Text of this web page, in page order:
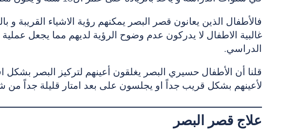
فالأطفال الذين يعانون قصر البصر يمكنهم رؤية الاشياء
غالبية الاطفال لا يدركون عدم وضوح الرؤية لديهم مما يجعل
الدراسي.
قلنا أن الأطفال حسيري البصر يغلقون أعينهم لتركيز البصر
لأعينهم بشكل قريب جداً او يجلسون على بعد امتار قليلة جداً من
علاج قصر البصر